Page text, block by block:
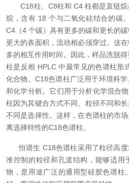
C18柱、C8柱和 C4 柱都是直链烷
烷，含有 18 个与二氧化硅结合的碳
C4（4 个碳）具有更多的碳和更长的
更大的表面积，流动相必须穿过。这
多的相互作用时间。因此，样品洗脱
柱是反相 HPLC 中最常见的色谱柱形
化合物。C18色谱柱广泛用于环境科
和化学分析。它们用于分析化学混合
柱因为其键合方式不同、粒径不同和
不同是选择性。这样，在色谱柱的市
离选择特性的C18色谱柱。
恒谱生 C18色谱柱采用了粒径高度
准控制的粒径和孔道结构 ， 能够适用
物，是用途广泛的通用型硅胶色谱柱